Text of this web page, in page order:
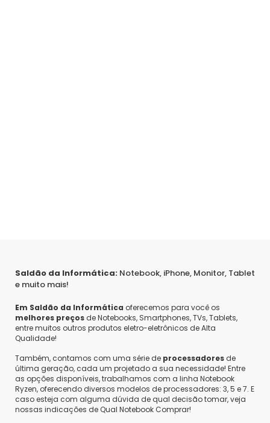
Saldão da Informática: Notebook, iPhone, Monitor, Tablet
e muito mais!
Em Saldão da Informática oferecemos para você os
melhores preços de Notebooks, Smartphones, TVs, Tablets,
entre muitos outros produtos eletro-eletrônicos de Alta
Qualidade!
Também, contamos com uma série de processadores de
última geração, cada um projetado a sua necessidade! Entre
as opções disponíveis, trabalhamos com a linha Notebook
Ryzen, oferecendo diversos modelos de processadores: 3, 5 e 7. E
caso esteja com alguma dúvida de qual decisão tomar, veja
nossas indicações de Qual Notebook Comprar!